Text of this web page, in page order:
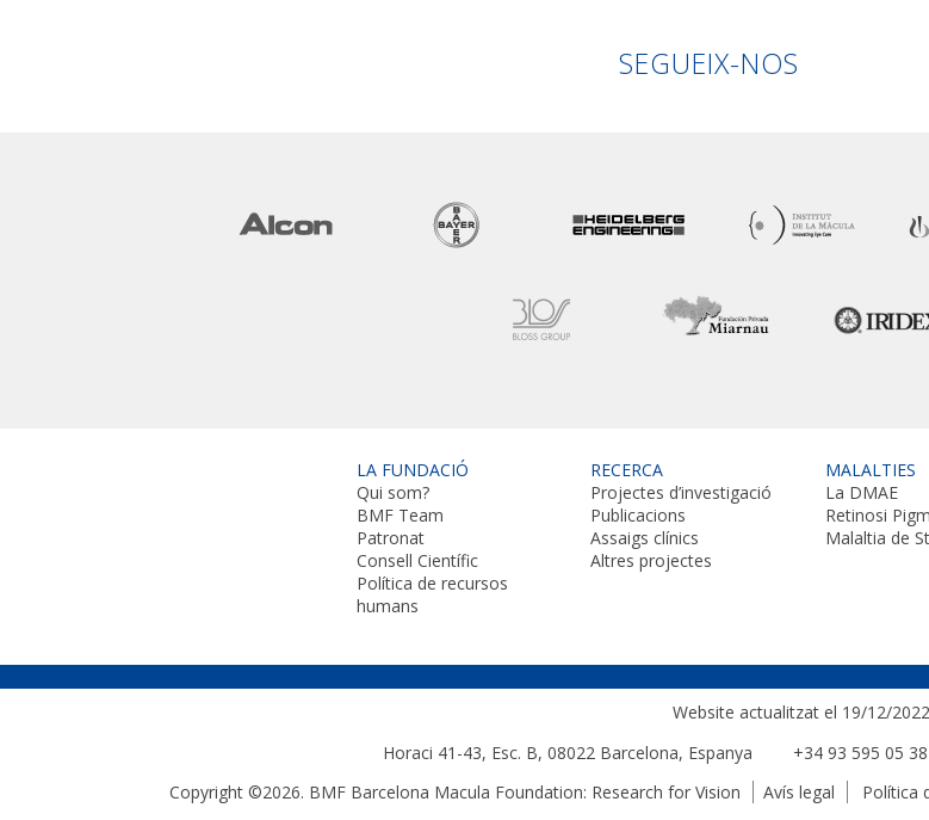
SEGUEIX-NOS
LA FUNDACIÓ
Qui som?
BMF Team
Patronat
Consell Científic
Política de recursos
humans
RECERCA
Projectes d’investigació
Publicacions
Assaigs clínics
Altres projectes
MALALTIES
La DMAE
Retinosi
Malaltia de
Website actualitzat el 19/12/2022
Horaci 41-43, Esc. B, 08022 Barcelona, Espanya +34 93 595 05 38
Copyright ©2026. BMF Barcelona Macula Foundation: Research for Vision
Avís legal Política